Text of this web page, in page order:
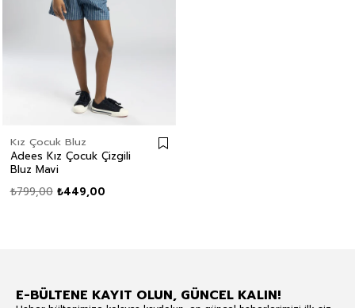
Kız Çocuk Bluz
Adees Kız Çocuk Çizgili
Bluz Mavi
₺449,00
₺799,00
E-BÜLTENE KAYIT OLUN, GÜNCEL KALIN!